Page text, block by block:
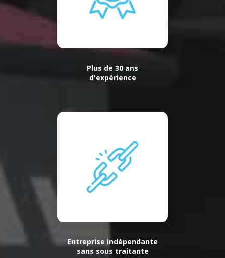
Plus de 30 ans
d'expérience
Entreprise indépendante
sans sous traitante